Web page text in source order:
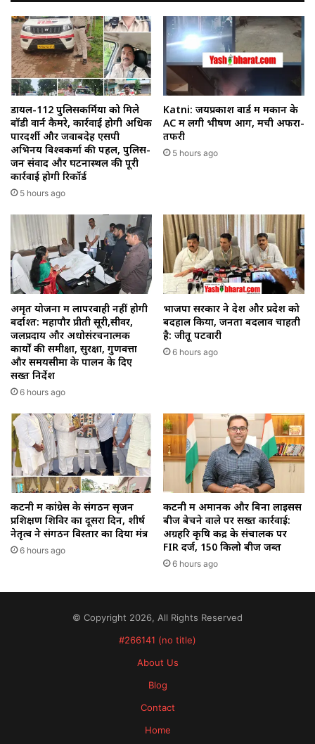
डायल-112 पुलिसकर्मियों को मिले
बॉडी वार्न कैमरे, कार्रवाई होगी अधिक
पारदर्शी और जवाबदेह एसपी
अभिनय विश्वकर्मा की पहल, पुलिस-
जन संवाद और घटनास्थल की पूरी
कार्रवाई होगी रिकॉर्ड
5 hours ago
Katni: जयप्रकाश वार्ड में मकान के
AC में लगी भीषण आग, मची अफरा-
तफरी
5 hours ago
अमृत योजना में लापरवाही नहीं होगी
बर्दाश्त: महापौर प्रीती सूरी,सीवर,
जलप्रदाय और अधोसंरचनात्मक
कार्यों की समीक्षा, सुरक्षा, गुणवत्ता
और समयसीमा के पालन के दिए
सख्त निर्देश
6 hours ago
भाजपा सरकार ने देश और प्रदेश को
बदहाल किया, जनता बदलाव चाहती
है: जीतू पटवारी
6 hours ago
कटनी में कांग्रेस के संगठन सृजन
प्रशिक्षण शिविर का दूसरा दिन, शीर्ष
नेतृत्व ने संगठन विस्तार का दिया मंत्र
6 hours ago
कटनी में अमानक और बिना लाइसेंस
बीज बेचने वाले पर सख्त कार्रवाई:
अग्रहरि कृषि केंद्र के संचालक पर
FIR दर्ज, 150 किलो बीज जब्त
6 hours ago
© Copyright 2026, All Rights Reserved
#266141 (no title)
About Us
Blog
Contact
Home